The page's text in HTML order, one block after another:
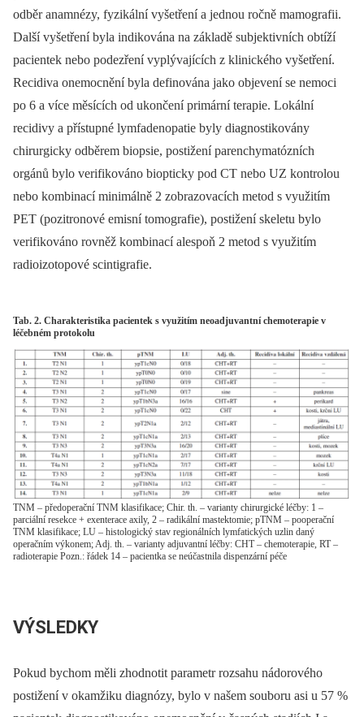
odběr anamnézy, fyzikální vyšetření a jednou ročně mamografii.
Další vyšetření byla indikována na základě subjektivních obtíží
pacientek nebo podezření vyplývajících z klinického vyšetření.
Recidiva onemocnění byla definována jako objevení se nemoci
po 6 a více měsících od ukončení primární terapie. Lokální
recidivy a přístupné lymfadenopatie byly diagnostikovány
chirurgicky odběrem biopsie, postižení parenchymatózních
orgánů bylo verifikováno biopticky pod CT nebo UZ kontrolou
nebo kombinací minimálně 2 zobrazovacích metod s využitím
PET (pozitronové emisní tomografie), postižení skeletu bylo
verifikováno rovněž kombinací alespoň 2 metod s využitím
radioizotopové scintigrafie.
Tab. 2. Charakteristika pacientek s využitím neoadjuvantní chemoterapie v
léčebném protokolu
TNM – předoperační TNM klasifikace; Chir. th. – varianty chirurgické léčby: 1 –
parciální resekce + exenterace axily, 2 – radikální mastektomie; pTNM – pooperační
TNM klasifikace; LU – histologický stav regionálních lymfatických uzlin daný
operačním výkonem; Adj. th. – varianty adjuvantní léčby: CHT – chemoterapie, RT –
radioterapie Pozn.: řádek 14 – pacientka se neúčastnila dispenzární péče
VÝSLEDKY
Pokud bychom měli zhodnotit parametr rozsahu nádorového
postižení v okamžiku diagnózy, bylo v našem souboru asi u 57 %